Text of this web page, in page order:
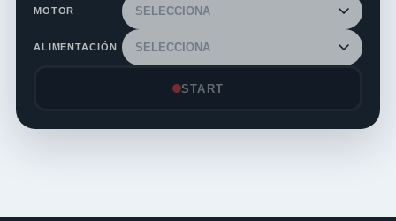
MOTOR
ALIMENTACIÓN
START